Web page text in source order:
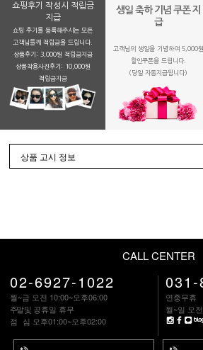
쇼핑후기 작성시 적립금
지급
쇼핑 후기를 등록해주시는 모든
고객님들께 적립금을 드립니다.
상품후기: 3,000원 적립금지급
상품착용사진후기: 10,000원
적립금지금
생일 축하 기념 쿠폰 지
급
고객님의 생일을 기념하여 5,000원
할인쿠폰을 드립니다.
(당일 자동지급됩니다)
상품 고시 정보
CALL CENTER
02-6927-1022
월~금 오전 10:00~오후06:00
주말및 공휴일 휴무
점 심 오후01:00~오후02:00
031-
연중무휴
월~일 오